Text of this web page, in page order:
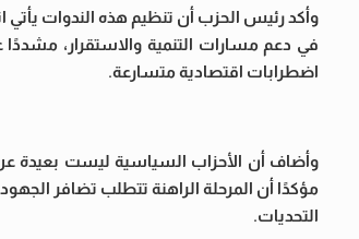
وأكد رئيس الحزب أن تنظيم هذه الندوات يأتي
في دعم مسارات التنمية والاستقرار،
اضطرابات اقتصادية متسارعة.
وأضاف أن الأحزاب السياسية ليست بعيدة
مؤكدًا أن المرحلة الراهنة تتطلب تضافر
التحديات.